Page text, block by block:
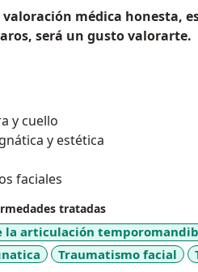
valoración médica honesta,
será un gusto valorarte.
y cuello
y estética
faciales
tratadas
la articulación
Traumatismo facial